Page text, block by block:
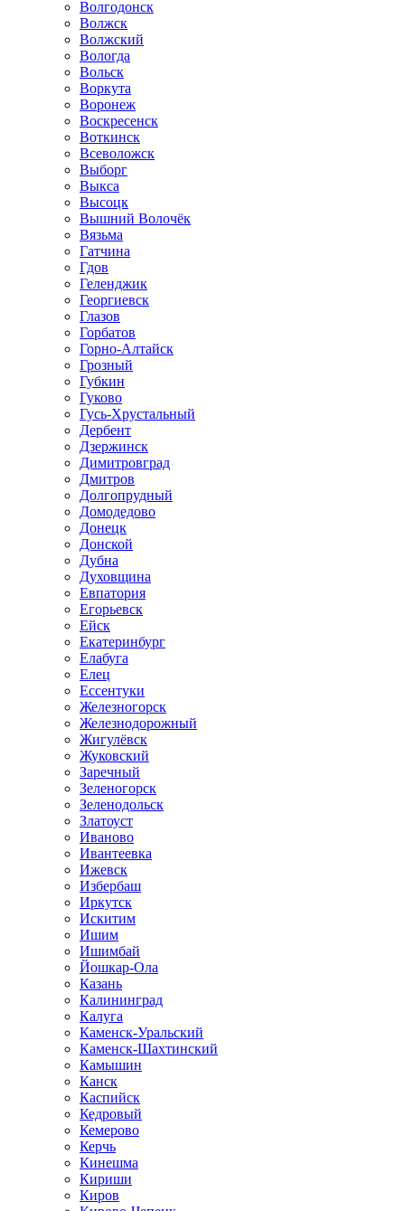
Волгодонск
Волжск
Волжский
Вологда
Вольск
Воркута
Воронеж
Воскресенск
Воткинск
Всеволожск
Выборг
Выкса
Высоцк
Вышний Волочёк
Вязьма
Гатчина
Гдов
Геленджик
Георгиевск
Глазов
Горбатов
Горно-Алтайск
Грозный
Губкин
Гуково
Гусь-Хрустальный
Дербент
Дзержинск
Димитровград
Дмитров
Долгопрудный
Домодедово
Донецк
Донской
Дубна
Духовщина
Евпатория
Егорьевск
Ейск
Екатеринбург
Елабуга
Елец
Ессентуки
Железногорск
Железнодорожный
Жигулёвск
Жуковский
Заречный
Зеленогорск
Зеленодольск
Златоуст
Иваново
Ивантеевка
Ижевск
Избербаш
Иркутск
Искитим
Ишим
Ишимбай
Йошкар-Ола
Казань
Калининград
Калуга
Каменск-Уральский
Каменск-Шахтинский
Камышин
Канск
Каспийск
Кедровый
Кемерово
Керчь
Кинешма
Кириши
Киров